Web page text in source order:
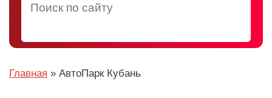
Главная » АвтоПарк Кубань